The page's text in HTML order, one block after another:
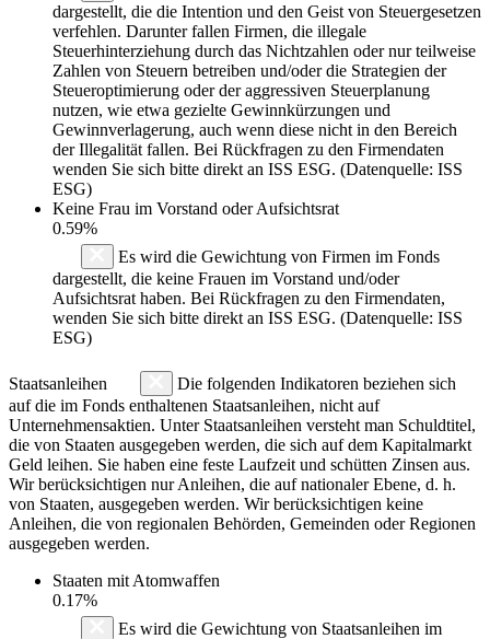
dargestellt, die die Intention und den Geist von Steuergesetzen
verfehlen. Darunter fallen Firmen, die illegale
Steuerhinterziehung durch das Nichtzahlen oder nur teilweise
Zahlen von Steuern betreiben und/oder die Strategien der
Steueroptimierung oder der aggressiven Steuerplanung
nutzen, wie etwa gezielte Gewinnkürzungen und
Gewinnverlagerung, auch wenn diese nicht in den Bereich
der Illegalität fallen. Bei Rückfragen zu den Firmendaten
wenden Sie sich bitte direkt an ISS ESG. (Datenquelle: ISS
ESG)
Keine Frau im Vorstand oder Aufsichtsrat
0.59%
Es wird die Gewichtung von Firmen im Fonds
dargestellt, die keine Frauen im Vorstand und/oder
Aufsichtsrat haben. Bei Rückfragen zu den Firmendaten,
wenden Sie sich bitte direkt an ISS ESG. (Datenquelle: ISS
ESG)
Staatsanleihen
Die folgenden Indikatoren beziehen sich
auf die im Fonds enthaltenen Staatsanleihen, nicht auf
Unternehmensaktien. Unter Staatsanleihen versteht man Schuldtitel,
die von Staaten ausgegeben werden, die sich auf dem Kapitalmarkt
Geld leihen. Sie haben eine feste Laufzeit und schütten Zinsen aus.
Wir berücksichtigen nur Anleihen, die auf nationaler Ebene, d. h.
von Staaten, ausgegeben werden. Wir berücksichtigen keine
Anleihen, die von regionalen Behörden, Gemeinden oder Regionen
ausgegeben werden.
Staaten mit Atomwaffen
0.17%
Es wird die Gewichtung von Staatsanleihen im